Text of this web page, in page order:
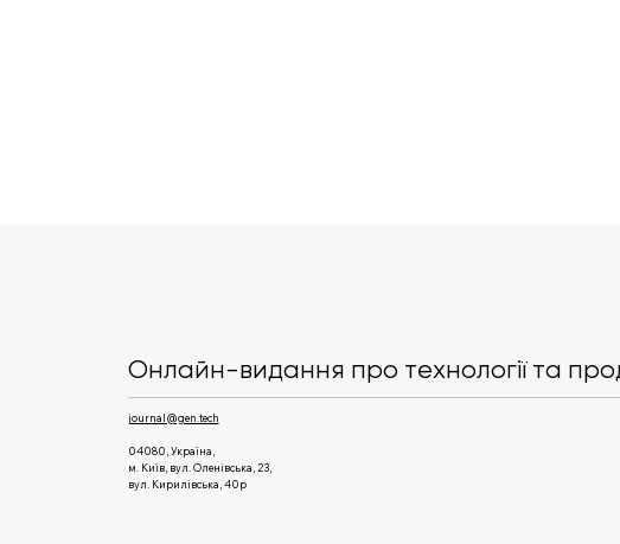
станцій на сонячну
енергію
Онлайн-видання про технології та
journal@gen.tech
04080, Україна,
м. Київ, вул. Оленівська, 23,​
вул. Кирилівська, 40р